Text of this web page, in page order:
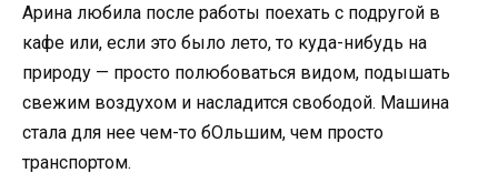
Арина любила после работы поехать с подругой в
кафе или, если это было лето, то куда-нибудь на
природу — просто полюбоваться видом, подышать
свежим воздухом и насладится свободой. Машина
стала для нее чем-то бОльшим, чем просто
транспортом.